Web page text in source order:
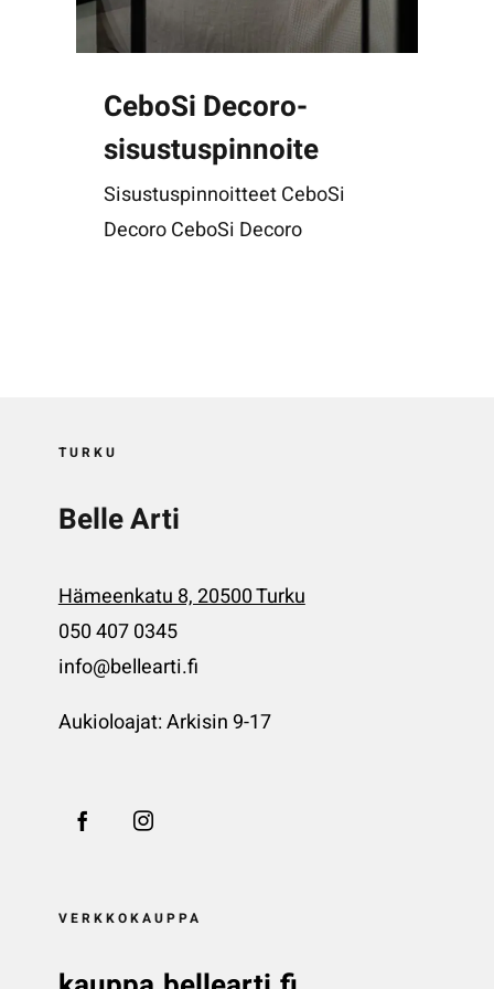
CeboSi Decoro-
sisustuspinnoite
Sisustuspinnoitteet CeboSi
Decoro CeboSi Decoro
TURKU
Belle Arti
Hämeenkatu 8, 20500 Turku
050 407 0345
info@bellearti.fi
Aukioloajat: Arkisin 9-17
VERKKOKAUPPA